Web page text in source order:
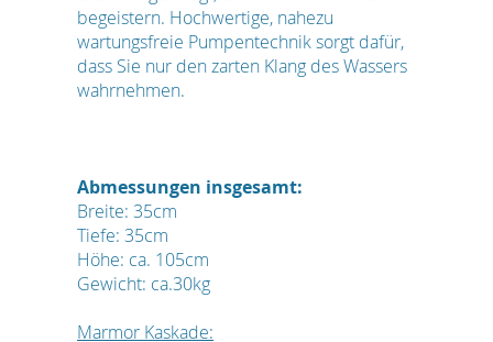
begeistern. Hochwertige, nahezu
wartungsfreie Pumpentechnik sorgt dafür,
dass Sie nur den zarten Klang des Wassers
wahrnehmen.
Abmessungen insgesamt:
Breite: 35cm
Tiefe: 35cm
Höhe: ca. 105cm
Gewicht: ca.30kg
Marmor Kaskade: